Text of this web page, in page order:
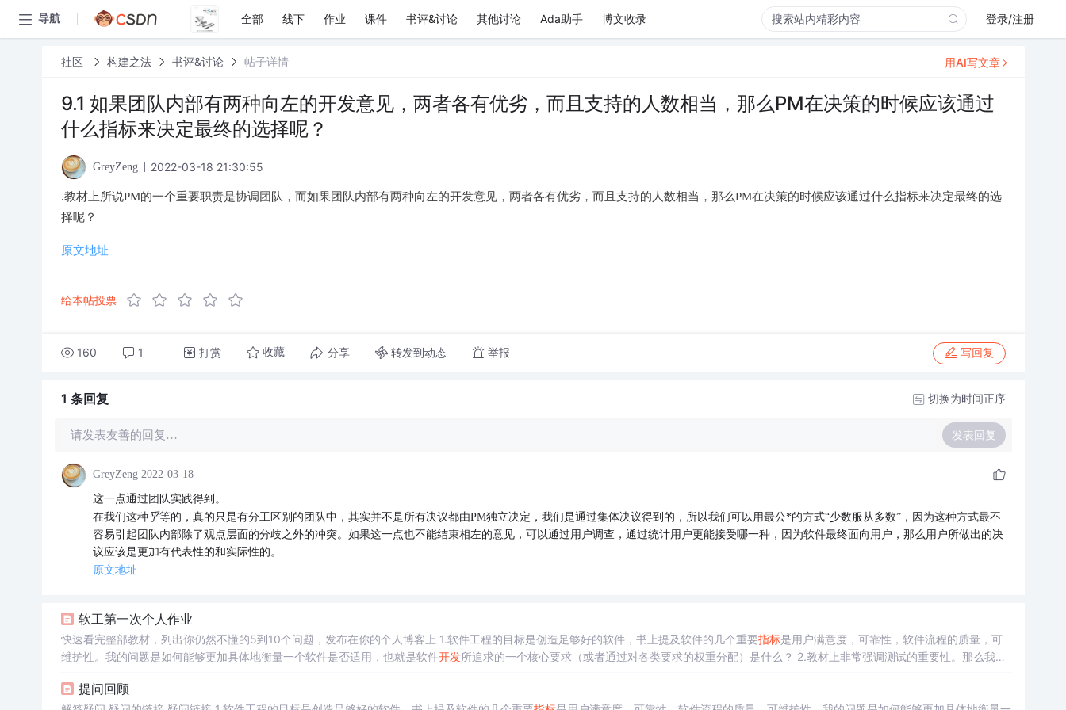
导航 全部 线下 作业 课件 书评&讨论 其他讨论 Ada助手 博文收录 登录/注册
社区 构建之法 书评&讨论 帖子详情
9.1 如果团队内部有两种向左的开发意见，两者各有优劣，而且支持的人数相当，那么PM在决策的时候应该通过
什么指标来决定最终的选择呢？
GreyZeng 2022-03-18 21:30:55
.教材上所说PM的一个重要职责是协调团队，而如果团队内部有两种向左的开发意见，两者各有优劣，而且支持的人数相当，那么PM在决策的时候应该通过什么指标来决定最终的选
择呢？
原文地址
给本帖投票
160 1 打赏 收藏 分享 转发到动态 举报 写回复
用AI写文章
1 条回复 切换为时间正序
请发表友善的回复… 发表回复
GreyZeng 2022-03-18
这一点通过团队实践得到。
在我们这种乎等的，真的只是有分工区别的团队中，其实并不是所有决议都由PM独立决定，我们是通过集体决议得到的，所以我们可以用最公*的方式“少数服从多数”，因为这种方式最不
容易引起团队内部除了观点层面的分歧之外的冲突。如果这一点也不能结束相左的意见，可以通过用户调查，通过统计用户更能接受哪一种，因为软件最终面向用户，那么用户所做出的决
议应该是更加有代表性的和实际性的。
原文地址
软工第一次个人作业
快速看完整部教材，列出你仍然不懂的5到10个问题，发布在你的个人博客上 1.软件工程的目标是创造足够好的软件，书上提及软件的几个重要指标是用户满意度，可靠性，软件流程的质量，可
维护性。我的问题是如何能够更加具体地衡量一个软件是否适用，也就是软件开发所追求的一个核心要求（或者通过对各类要求的权重分配）是什么？ 2.教材上非常强调测试的重要性。那么我们
提问回顾